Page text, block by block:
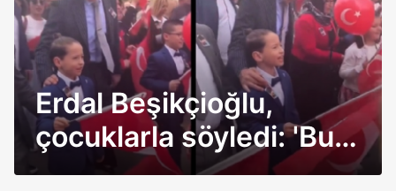
Erdal Beşikçioğlu,
çocuklarla söyledi: 'Bu
Gün Bayram'